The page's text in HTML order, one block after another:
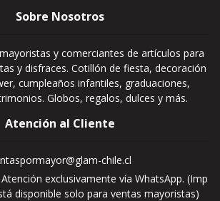
Sobre Nosotros
y comerciantes de artículos para
y disfraces. Cotillón de fiesta, decoración
cumpleaños infantiles, graduaciones,
Globos, regalos, dulces y más.
Atención al Cliente
chile.cl
exclusivamente vía WhatsApp. (Imp
disponible solo para ventas mayoristas)